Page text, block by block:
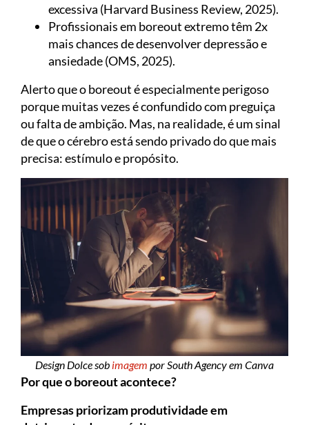
excessiva (Harvard Business Review, 2025).
Profissionais em boreout extremo têm 2x
mais chances de desenvolver depressão e
ansiedade (OMS, 2025).
Alerto que o boreout é especialmente perigoso
porque muitas vezes é confundido com preguiça
ou falta de ambição. Mas, na realidade, é um sinal
de que o cérebro está sendo privado do que mais
precisa: estímulo e propósito.
Design Dolce sob imagem por South Agency em Canva
Por que o boreout acontece?
Empresas priorizam produtividade em